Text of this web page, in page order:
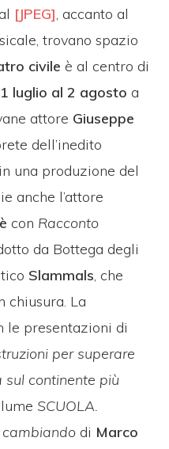
[JPEG], accanto al
trovano spazio
civile è al centro di
luglio al 2 agosto a
attore Giuseppe
dell’inedito
una produzione del
anche l’attore
con Racconto
da Bottega degli
Slammals, che
chiusura. La
le presentazioni di
per superare
sul continente più
SCUOLA.
cambiandodi Marco